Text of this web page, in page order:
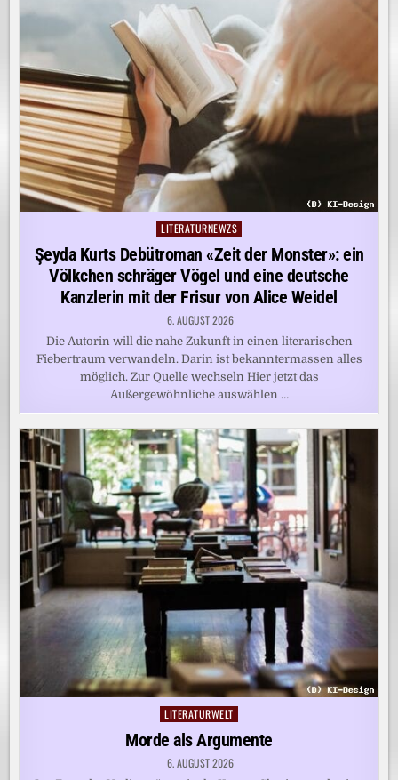
Posted
LITERATURNEWZS
Şeyda Kurts Debütroman «Zeit der Monster»: ein
Völkchen schräger Vögel und eine deutsche
Kanzlerin mit der Frisur von Alice Weidel
6. AUGUST 2026
Die Autorin will die nahe Zukunft in einen literarischen
Fiebertraum verwandeln. Darin ist bekanntermassen alles
möglich. Zur Quelle wechseln Hier jetzt das
Außergewöhnliche auswählen …
Posted
in
LITERATURWELT
Morde als Argumente
6. AUGUST 2026